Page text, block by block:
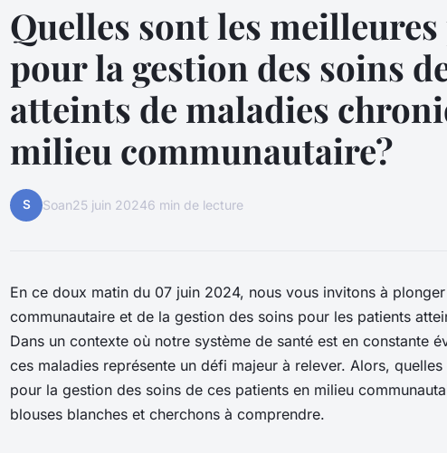
Quelles sont les
pour la gestion des soins
atteints de maladies
milieu communautaire?
S Soan25 juin 20246 min de lecture
En ce doux matin du 07 juin 2024, nous vous invitons à
communautaire et de la gestion des soins pour les patients
Dans un contexte où notre système de santé est en constante
ces maladies représente un défi majeur à relever. Alors,
pour la gestion des soins de ces patients en milieu
blouses blanches et cherchons à comprendre.